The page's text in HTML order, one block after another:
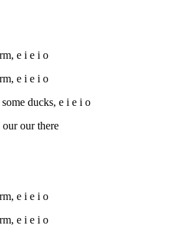
e i e i o
e i e i o
ducks, e i e i o
our there
e i e i o
e i e i o